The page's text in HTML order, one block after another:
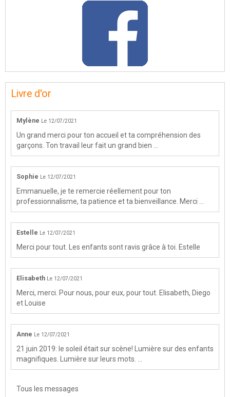
Livre d'or
Mylène Le 12/07/2021
Un grand merci pour ton accueil et ta compréhension des
garçons. Ton travail leur fait un grand bien ...
Sophie Le 12/07/2021
Emmanuelle, je te remercie réellement pour ton
professionnalisme, ta patience et ta bienveillance. Merci ...
Estelle Le 12/07/2021
Merci pour tout. Les enfants sont ravis grâce à toi. Estelle
Elisabeth Le 12/07/2021
Merci, merci. Pour nous, pour eux, pour tout. Elisabeth, Diego
et Louise
Anne Le 12/07/2021
21 juin 2019: le soleil était sur scène! Lumière sur des enfants
magnifiques. Lumière sur leurs mots. ...
Tous les messages